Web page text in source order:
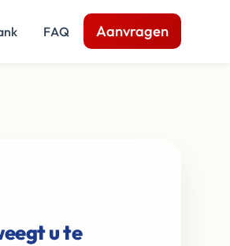
FAQ Aanvragen
u te